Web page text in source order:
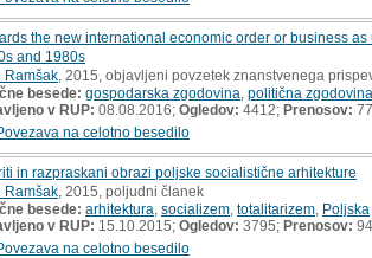
the new international economic order or business
and 1980s
Ramšak , 2015, objavljeni povzetek znanstvenega
besede: gospodarska zgodovina politična zgodovina
v RUP: 08.08.2016; Ogledov: 4412; Prenosov: 77
na celotno besedilo
in razpraskani obrazi poljske socialistične arhitekture
Ramšak , 2015, poljudni članek
besede: arhitektura socializem totalitarizem Poljska
v RUP: 15.10.2015; Ogledov: 3795; Prenosov: 94
na celotno besedilo